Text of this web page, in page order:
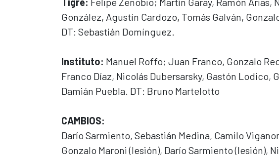
González, Agustín Cardozo, Tomás Galván,
DT: Sebastián Domínguez.
Instituto: Manuel Roffo; Juan Franco, Gonzalo
Franco Díaz, Nicolás Dubersarsky, Gastón Lodico,
Damián Puebla. DT: Bruno Martelotto
CAMBIOS:
Darío Sarmiento, Sebastián Medina, Camilo
Gonzalo Maroni (lesión), Darío Sarmiento (lesión),